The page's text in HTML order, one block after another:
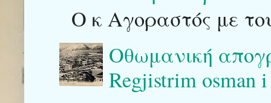
Ο κ Αγοραστός με
Οθωμανική
Regjistrim osman